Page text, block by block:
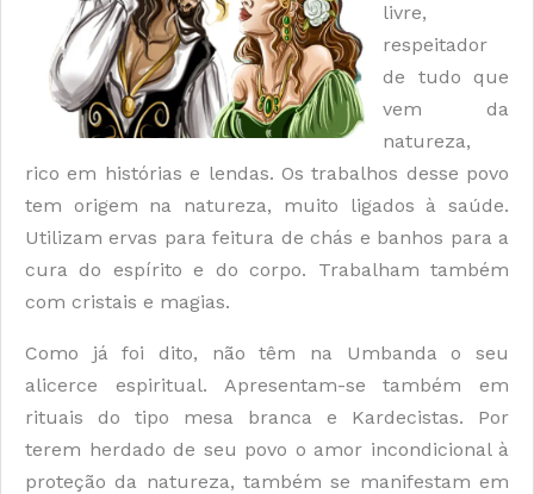
livre,
respeitador
de tudo que
vem da
natureza,
rico em histórias e lendas. Os trabalhos desse povo
tem origem na natureza, muito ligados à saúde.
Utilizam ervas para feitura de chás e banhos para a
cura do espírito e do corpo. Trabalham também
com cristais e magias.
Como já foi dito, não têm na Umbanda o seu
alicerce espiritual. Apresentam-se também em
rituais do tipo mesa branca e Kardecistas. Por
terem herdado de seu povo o amor incondicional à
proteção da natureza, também se manifestam em